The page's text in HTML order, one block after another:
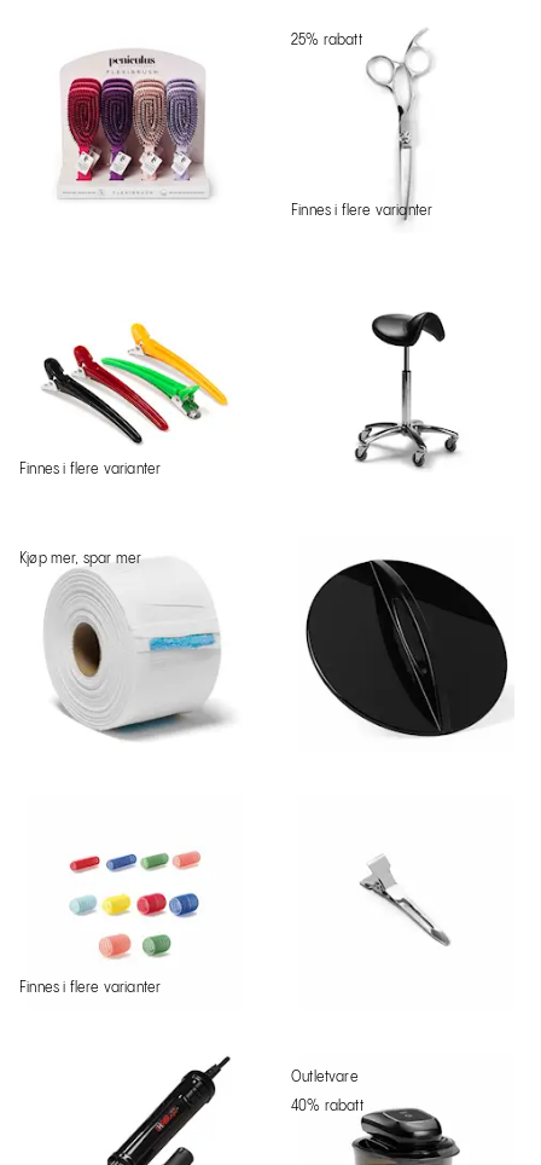
25% rabatt
Finnes i flere varianter
Finnes i flere varianter
Kjøp mer, spar mer
Finnes i flere varianter
Outletvare
40% rabatt